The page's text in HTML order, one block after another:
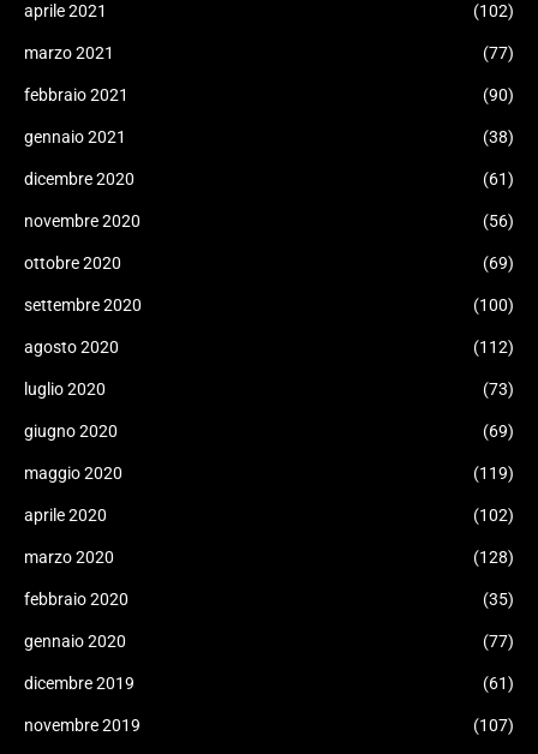
aprile 2021 (102)
marzo 2021 (77)
febbraio 2021 (90)
gennaio 2021 (38)
dicembre 2020 (61)
novembre 2020 (56)
ottobre 2020 (69)
settembre 2020 (100)
agosto 2020 (112)
luglio 2020 (73)
giugno 2020 (69)
maggio 2020 (119)
aprile 2020 (102)
marzo 2020 (128)
febbraio 2020 (35)
gennaio 2020 (77)
dicembre 2019 (61)
novembre 2019 (107)